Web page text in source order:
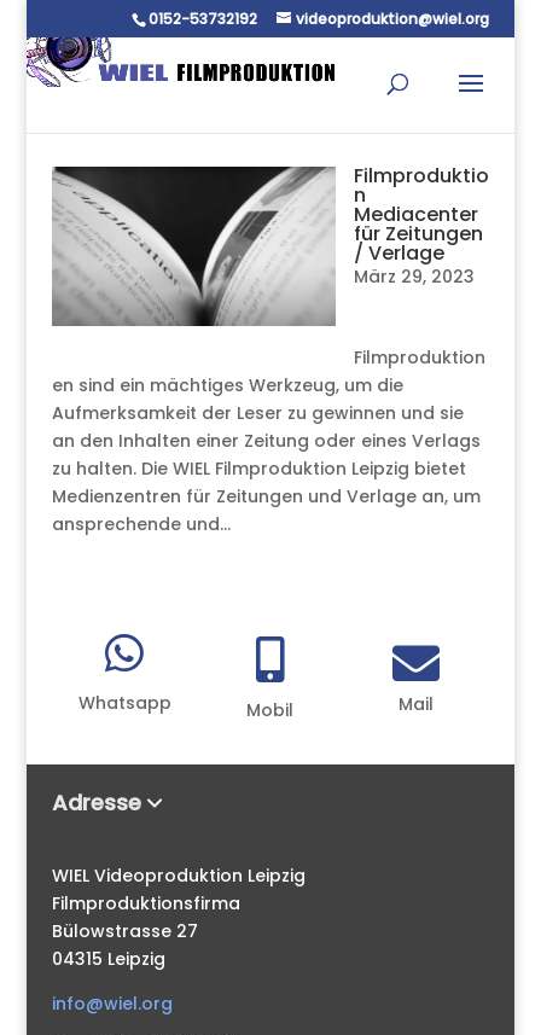
0152-53732192 videoproduktion@wiel.org
Filmproduktio
n
Mediacenter
für Zeitungen
/ Verlage
März 29, 2023
Filmproduktion
en sind ein mächtiges Werkzeug, um die
Aufmerksamkeit der Leser zu gewinnen und sie
an den Inhalten einer Zeitung oder eines Verlags
zu halten. Die WIEL Filmproduktion Leipzig bietet
Medienzentren für Zeitungen und Verlage an, um
ansprechende und...

Whatsapp

Mobil

Mail
Adresse
WIEL Videoproduktion Leipzig
Filmproduktionsfirma
Bülowstrasse 27
04315 Leipzig
info@wiel.org